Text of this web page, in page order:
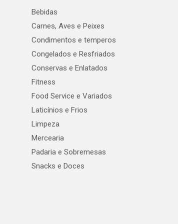
Bebidas
Carnes, Aves e Peixes
Condimentos e temperos
Congelados e Resfriados
Conservas e Enlatados
Fitness
Food Service e Variados
Laticínios e Frios
Limpeza
Mercearia
Padaria e Sobremesas
Snacks e Doces